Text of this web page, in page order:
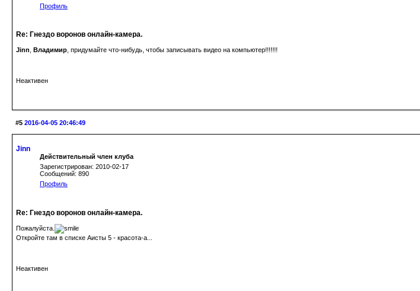
Профиль
Re: Гнездо воронов онлайн-камера.
Jinn Владимир , придумайте что-нибудь, чтобы записывать видео на компьютер!!!!!!!
Неактивен
#5 2016-04-05 20:46:49
Jinn
Действительный член клуба
Зарегистрирован: 2010-02-17
Сообщений: 890
Профиль
Re: Гнездо воронов онлайн-камера.
Пожалуйста.
Откройте там в списке Аисты 5 - красота-а...
Неактивен